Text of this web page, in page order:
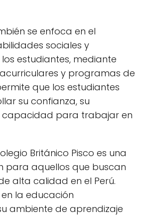
se enfoca en el
sociales y
estudiantes, mediante
y programas de
que los estudiantes
su confianza, su
capacidad para trabajar en
Británico Pisco es una
para aquellos que buscan
alta calidad en el Perú.
la educación
ambiente de aprendizaje